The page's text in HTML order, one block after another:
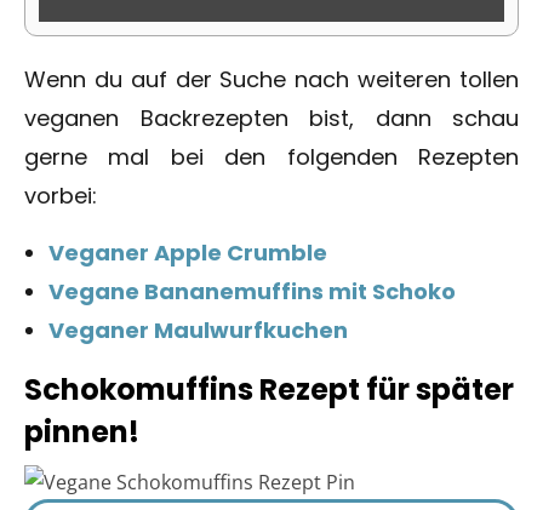
Wenn du auf der Suche nach weiteren tollen
veganen Backrezepten bist, dann schau
gerne mal bei den folgenden Rezepten
vorbei:
Veganer Apple Crumble
Vegane Bananemuffins mit Schoko
Veganer Maulwurfkuchen
Schokomuffins Rezept für später
pinnen!